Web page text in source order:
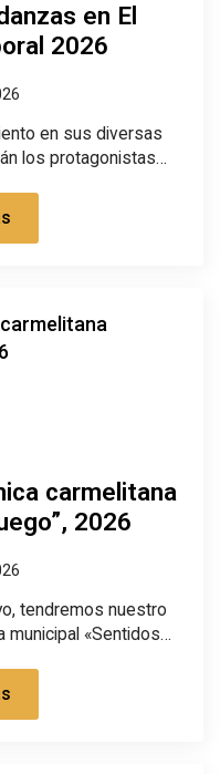
en El
2026
en sus diversas
los protagonistas…
carmelitana
2026
tendremos nuestro
municipal «Sentidos…